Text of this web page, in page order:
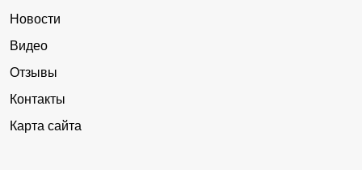
Новости
Видео
Отзывы
Контакты
Карта сайта